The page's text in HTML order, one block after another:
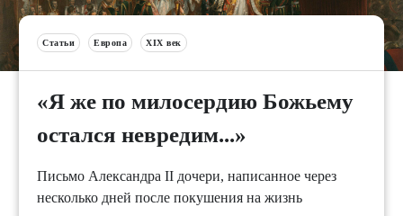
Статьи Европа XIX век
«Я же по милосердию Божьему
остался невредим...»
Письмо Александра II дочери, написанное через
несколько дней после покушения на жизнь